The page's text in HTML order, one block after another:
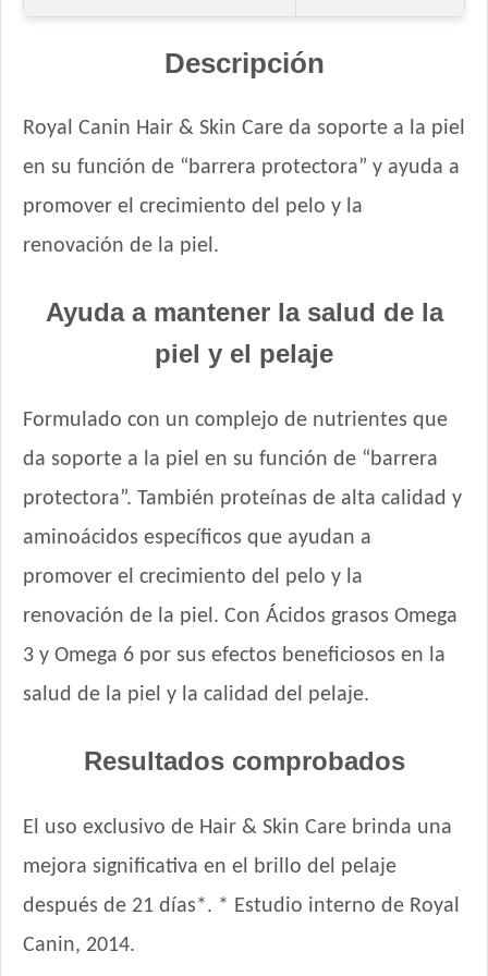
Handler Gato Adulto
Handler Gato Adulto Urinary
Jaspe Gato Adulto
Jaspe Premium Gato Adulto
Kedi Special Care
Keiko Gato Adulto Mix de Pescados
Kongo Gato Adulto sabor Salmón y Atún
Maintenance Criadores Gato Adulto
Max Pet Gato Adulto
Maxxium Gato Trucha Patagónica
MisterPet Gato Adulto
Montañés Gato Adulto
Nature Gatos
Nutribon Plus Gato Adulto
Nutribon XQ Gato Adulto
Nutrique Urinary Care Cat
Old Prince Equilibrium Gato Adulto Esterilizado
Old Prince Equilibrium Gato Adulto Urinario
Old Prince Premium Gato Adulto
Descripción
Royal Canin Hair & Skin Care da soporte a la piel
en su función de “barrera protectora” y ayuda a
promover el crecimiento del pelo y la
renovación de la piel.
Ayuda a mantener la salud de la
piel y el pelaje
Formulado con un complejo de nutrientes que
da soporte a la piel en su función de “barrera
protectora”. También proteínas de alta calidad y
aminoácidos específicos que ayudan a
promover el crecimiento del pelo y la
renovación de la piel. Con Ácidos grasos Omega
3 y Omega 6 por sus efectos beneficiosos en la
salud de la piel y la calidad del pelaje.
Resultados comprobados
El uso exclusivo de Hair & Skin Care brinda una
mejora significativa en el brillo del pelaje
después de 21 días*. * Estudio interno de Royal
Canin, 2014.